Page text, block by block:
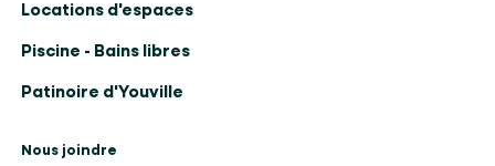
Locations d'espaces
Piscine - Bains libres
Patinoire d'Youville
Nous joindre